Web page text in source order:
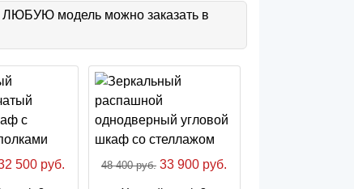
ЛЮБУЮ модель можно заказать в
500 руб. 48 400 руб. 33 900 руб.